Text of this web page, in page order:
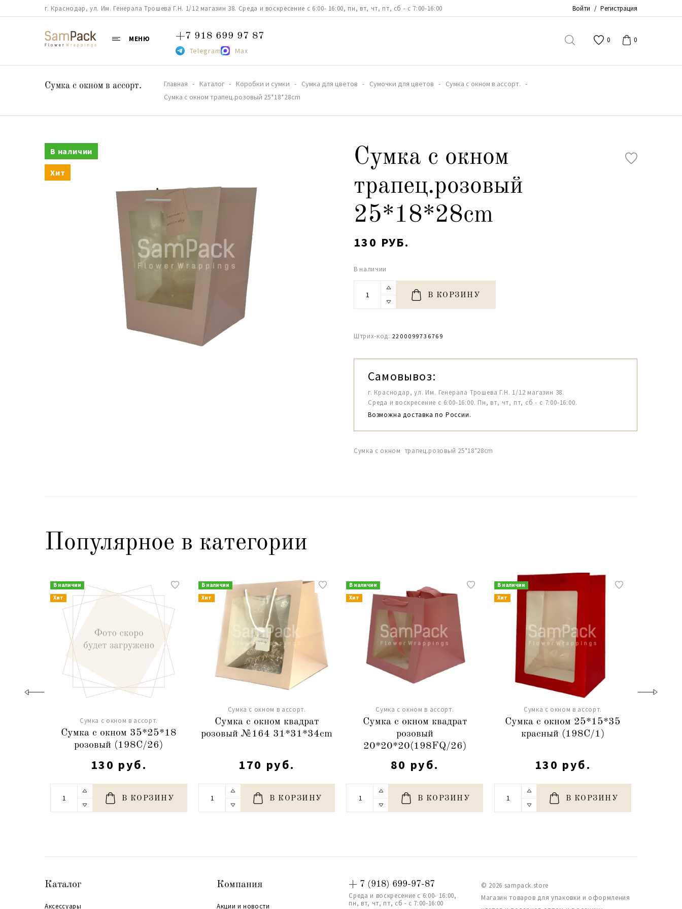
г. Краснодар, ул. Им. Генерала Трошева Г.Н. 1/12 магазин 38. Среда и воскресение с 6:00- 16:00, пн, вт, чт, пт, сб - с 7:00-16:00 Войти / Регистрация
МЕНЮ +7 918 699 97 87
Telegram Max
0 0
Сумка с окном в ассорт. Главная Каталог Коробки и сумки Сумка для цветов Сумочки для цветов
Сумка с окном в ассорт.
Сумка с окном трапец.розовый 25*18*28cm
В наличии
Хит
Сумка с окном
трапец.розовый
25*18*28cm
130 РУБ.
В наличии
В КОРЗИНУ
Штрих-код: 2200099736769
Самовывоз:
г. Краснодар, ул. Им. Генерала Трошева Г.Н. 1/12 магазин 38.
Среда и воскресение с 6:00-16:00. Пн, вт, чт, пт, сб - с 7:00-16:00.
Возможна доставка по России.
Сумка с окном трапец.розовый 25*18*28cm
Популярное в категории
В наличии
Хит
Сумка с окном в ассорт.
Сумка с окном 35*25*18
розовый (198C/26)
130 руб.
В КОРЗИНУ
В наличии
Хит
Сумка с окном в ассорт.
Сумка с окном квадрат
розовый №164 31*31*34cm
170 руб.
В КОРЗИНУ
В наличии
Хит
Сумка с окном в ассорт.
Сумка с окном квадрат
розовый
20*20*20(198FQ/26)
80 руб.
В КОРЗИНУ
В наличии
Хит
Сумка с окном в ассорт.
Сумка с окном 25*15*35
красный (198C/1)
130 руб.
В КОРЗИНУ
Каталог
Аксессуары
Компания
Акции и новости
+ 7 (918) 699-97-87
Среда и воскресение с 6:00- 16:00,
пн, вт, чт, пт, сб - с 7:00-16:00
© 2026 sampack.store
Магазин товаров для упаковки и оформления